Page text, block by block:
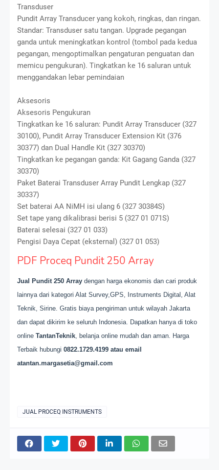
Transduser
Pundit Array Transducer yang kokoh, ringkas, dan ringan.
Standar: Transduser satu tangan. Upgrade pegangan
ganda untuk meningkatkan kontrol (tombol pada kedua
pegangan, mengoptimalkan pengaturan penguatan dan
memicu pengukuran). Tingkatkan ke 16 saluran untuk
menggandakan lebar pemindaian
Aksesoris
Aksesoris Pengukuran
Tingkatkan ke 16 saluran: Pundit Array Transducer (327
30100), Pundit Array Transducer Extension Kit (376
30377) dan Dual Handle Kit (327 30370)
Tingkatkan ke pegangan ganda: Kit Gagang Ganda (327
30370)
Paket Baterai Transduser Array Pundit Lengkap (327
30337)
Set baterai AA NiMH isi ulang 6 (327 30384S)
Set tape yang dikalibrasi berisi 5 (327 01 071S)
Baterai selesai (327 01 033)
Pengisi Daya Cepat (eksternal) (327 01 053)
PDF Proceq Pundit 250 Array
Jual Pundit 250 Array dengan harga ekonomis dan cari produk
lainnya dari kategori Alat Survey,GPS, Instruments Digital, Alat
Teknik, Sirine. Gratis biaya pengiriman untuk wilayah Jakarta
dan dapat dikirim ke seluruh Indonesia. Dapatkan hanya di toko
online TantanTeknik , belanja online mudah dan aman. Harga
Terbaik hubungi 0822.1729.4199 atau email
atantan.margasetia@gmail.com
JUAL PROCEQ INSTRUMENTS